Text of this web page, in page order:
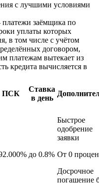
с лучшими условиями
заёмщика по
уплаты которых
в том числе с учётом
договором,
платежам вытекает из
кредита вычисляется в
ПСК
Ставка
в день
до 0.8%
Быстрое
одобрение
заявки
От 0
Досрочное
погашение